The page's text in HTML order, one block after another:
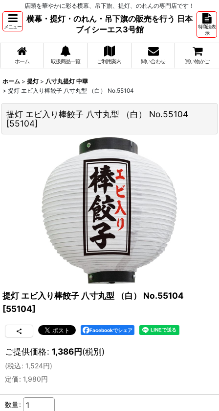
店頭を華やかに彩る横幕、吊下旗、提灯、のれんの専門店です！
メニュー
横幕・提灯・のれん・吊下旗の販売を行う 日本
ブイシーエス3号館
特商法表
示
ホーム 取扱商品一覧 ご利用案内 問い合わせ 買い物かご
ホーム > 提灯 > 八寸丸提灯 中華
> 提灯 エビ入り棒餃子 八寸丸型 （白） No.55104
提灯 エビ入り棒餃子 八寸丸型 （白） No.55104
[55104]
提灯 エビ入り棒餃子 八寸丸型 （白） No.55104
[55104]
Facebookでシェア
ご提供価格: 1,386円(税別)
(税込: 1,524円)
定価: 1,980円
数量: